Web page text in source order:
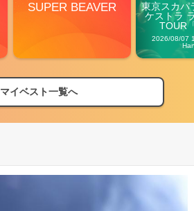
SUPER BEAVER
東京スカパ
ケストラ
TOUR
2026/08/07
マイベスト一覧へ